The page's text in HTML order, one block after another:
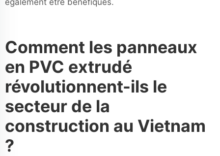
également être bénéfiques.
Comment les panneaux
en PVC extrudé
révolutionnent-ils le
secteur de la
construction au Vietnam
?